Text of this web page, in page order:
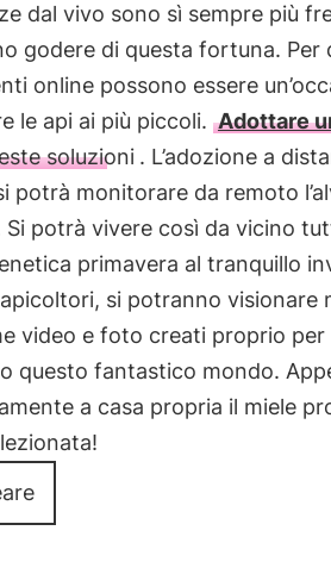
dal vivo sono sì sempre più
godere di questa fortuna. Per
online possono essere
le api ai più piccoli. Adottare
soluzioni . L’adozione a
potrà monitorare da remoto
Si potrà vivere così da vicino
primavera al tranquillo
si potranno visionare
video e foto creati proprio
questo fantastico mondo.
a casa propria il miele